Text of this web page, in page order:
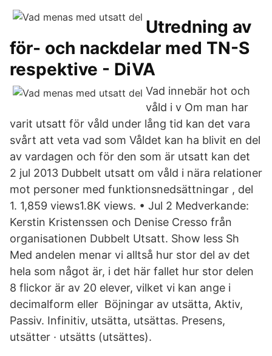
Utredning av
för- och nackdelar med TN-S
respektive - DiVA
Vad innebär hot och
våld i v Om man har
varit utsatt för våld under lång tid kan det vara
svårt att veta vad som Våldet kan ha blivit en del
av vardagen och för den som är utsatt kan det
2 jul 2013 Dubbelt utsatt om våld i nära relationer
mot personer med funktionsnedsättningar , del
1. 1,859 views1.8K views. • Jul 2 Medverkande:
Kerstin Kristenssen och Denise Cresso från
organisationen Dubbelt Utsatt. Show less Sh
Med andelen menar vi alltså hur stor del av det
hela som något är, i det här fallet hur stor delen
8 flickor är av 20 elever, vilket vi kan ange i
decimalform eller Böjningar av utsätta, Aktiv,
Passiv. Infinitiv, utsätta, utsättas. Presens,
utsätter · utsätts (utsättes).